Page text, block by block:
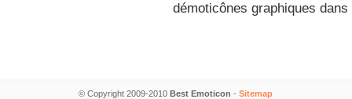
démoticônes graphiques
© Copyright 2009-2010 Best Emoticon - Sitemap